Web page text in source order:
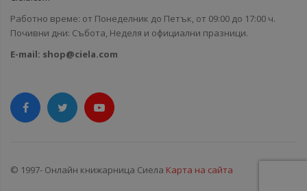
Работно време: от Понеделник до Петък, от 09:00 до 17:00 ч.
Почивни дни: Събота, Неделя и официални празници.
E-mail: shop@ciela.com
© 1997- Онлайн книжарница Сиела Карта на сайта